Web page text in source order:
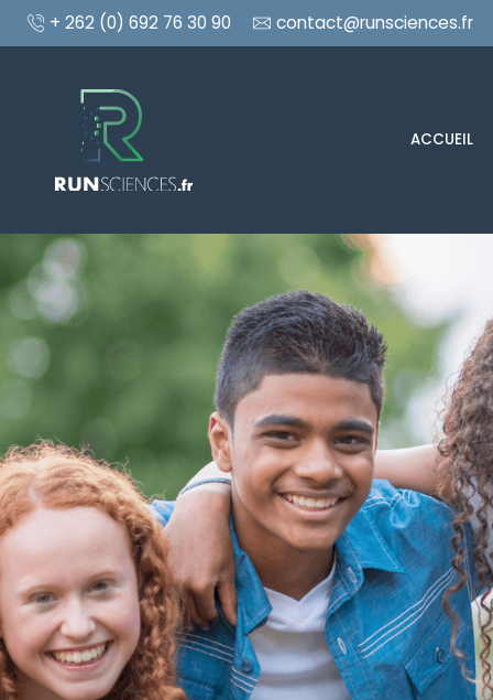
+ 262 (0) 692 76 30 90 contact@runsciences.fr
ACCUEIL